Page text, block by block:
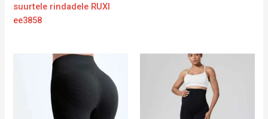
suurtele rindadele RUXI
ee3858